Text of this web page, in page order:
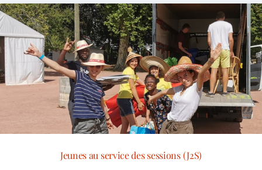
Jeunes au service des sessions (J2S)